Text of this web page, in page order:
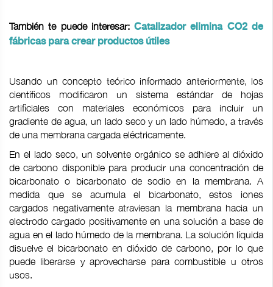
También te puede interesar:Catalizador elimina CO2 de
fábricas para crear productos útiles
Usando un concepto teórico informado anteriormente, los
científicos modificaron un sistema estándar de hojas
artificiales con materiales económicos para incluir un
gradiente de agua, un lado seco y un lado húmedo, a través
de una membrana cargada eléctricamente.
En el lado seco, un solvente orgánico se adhiere al dióxido
de carbono disponible para producir una concentración de
bicarbonato o bicarbonato de sodio en la membrana. A
medida que se acumula el bicarbonato, estos iones
cargados negativamente atraviesan la membrana hacia un
electrodo cargado positivamente en una solución a base de
agua en el lado húmedo de la membrana. La solución líquida
disuelve el bicarbonato en dióxido de carbono, por lo que
puede liberarse y aprovecharse para combustible u otros
usos.